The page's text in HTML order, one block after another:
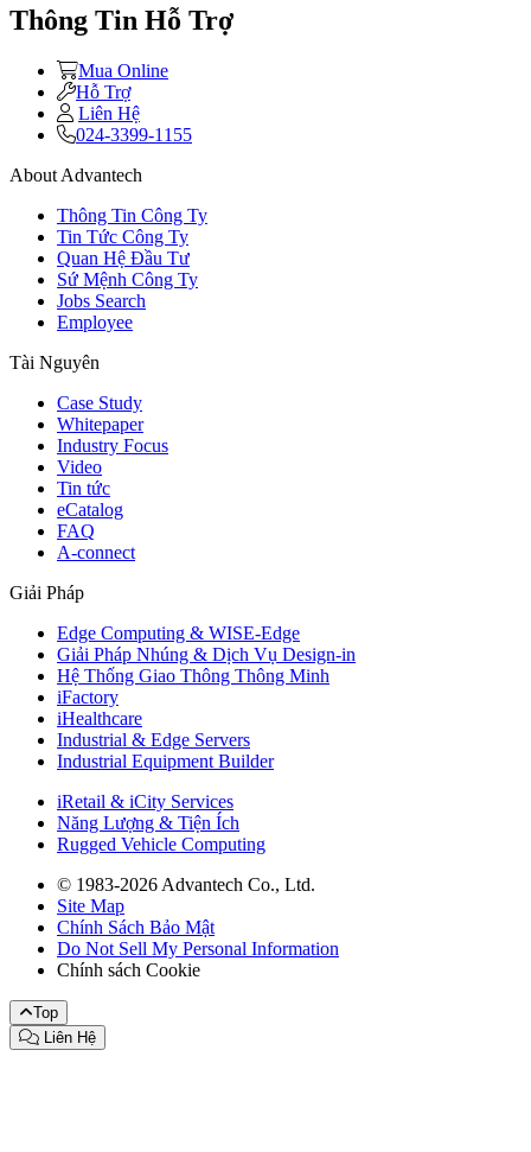
Thông Tin Hỗ Trợ
Mua Online
Hỗ Trợ
Liên Hệ
024-3399-1155
About Advantech
Thông Tin Công Ty
Tin Tức Công Ty
Quan Hệ Đầu Tư
Sứ Mệnh Công Ty
Jobs Search
Employee
Tài Nguyên
Case Study
Whitepaper
Industry Focus
Video
Tin tức
eCatalog
FAQ
A-connect
Giải Pháp
Edge Computing & WISE-Edge
Giải Pháp Nhúng & Dịch Vụ Design-in
Hệ Thống Giao Thông Thông Minh
iFactory
iHealthcare
Industrial & Edge Servers
Industrial Equipment Builder
iRetail & iCity Services
Năng Lượng & Tiện Ích
Rugged Vehicle Computing
© 1983-2026 Advantech Co., Ltd.
Site Map
Chính Sách Bảo Mật
Do Not Sell My Personal Information
Chính sách Cookie
Top
Liên Hệ